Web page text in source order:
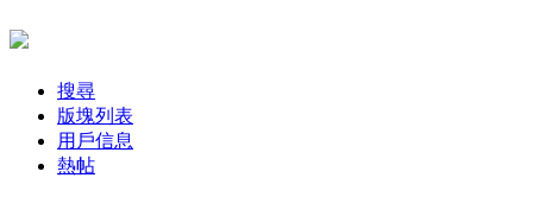
搜尋
版塊列表
用戶信息
熱帖